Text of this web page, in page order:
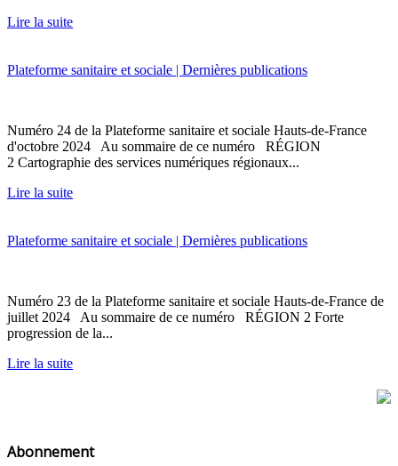
Lire la suite
Plateforme sanitaire et sociale | Dernières publications
Numéro 24 de la Plateforme sanitaire et sociale Hauts-de-France
d'octobre 2024 Au sommaire de ce numéro RÉGION
2 Cartographie des services numériques régionaux...
Lire la suite
Plateforme sanitaire et sociale | Dernières publications
Numéro 23 de la Plateforme sanitaire et sociale Hauts-de-France de
juillet 2024 Au sommaire de ce numéro RÉGION 2 Forte
progression de la...
Lire la suite
Abonnement